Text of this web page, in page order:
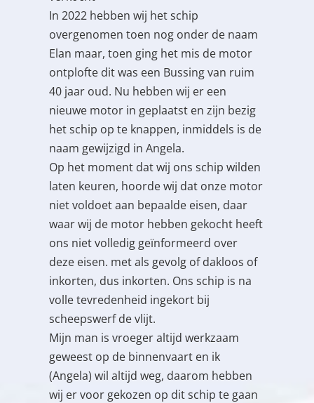
In 2022 hebben wij het schip
overgenomen toen nog onder de naam
Elan maar, toen ging het mis de motor
ontplofte dit was een Bussing van ruim
40 jaar oud. Nu hebben wij er een
nieuwe motor in geplaatst en zijn bezig
het schip op te knappen, inmiddels is de
naam gewijzigd in Angela.
Op het moment dat wij ons schip wilden
laten keuren, hoorde wij dat onze motor
niet voldoet aan bepaalde eisen, daar
waar wij de motor hebben gekocht heeft
ons niet volledig geïnformeerd over
deze eisen. met als gevolg of dakloos of
inkorten, dus inkorten. Ons schip is na
volle tevredenheid ingekort bij
scheepswerf de vlijt.
Mijn man is vroeger altijd werkzaam
geweest op de binnenvaart en ik
(Angela) wil altijd weg, daarom hebben
wij er voor gekozen op dit schip te gaan